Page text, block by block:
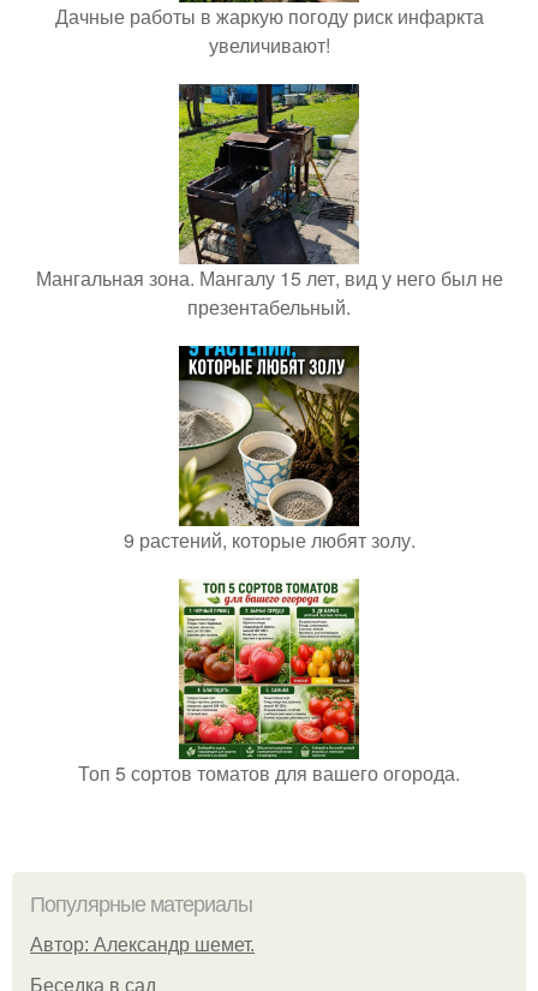
Дачные работы в жаркую погоду риск инфаркта
увеличивают!
Мангальная зона. Мангалу 15 лет, вид у него был не
презентабельный.
9 растений, которые любят золу.
Топ 5 сортов томатов для вашего огорода.
Популярные материалы
Автор: Александр шемет.
Беседка в сад